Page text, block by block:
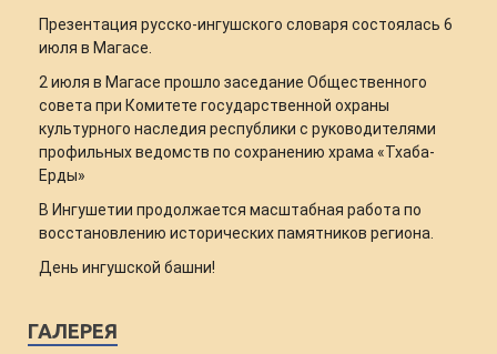
Презентация русско-ингушского словаря состоялась 6
июля в Магасе.
2 июля в Магасе прошло заседание Общественного
совета при Комитете государственной охраны
культурного наследия республики с руководителями
профильных ведомств по сохранению храма «Тхаба-
Ерды»
В Ингушетии продолжается масштабная работа по
восстановлению исторических памятников региона.
День ингушской башни!
ГАЛЕРЕЯ